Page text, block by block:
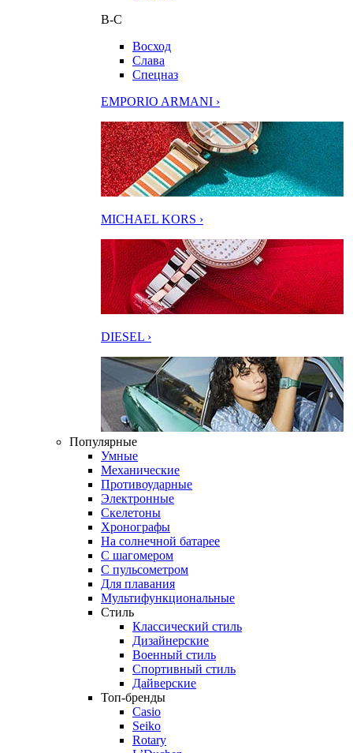
В-С
Восход
Слава
Спецназ
EMPORIO ARMANI ›
MICHAEL KORS ›
DIESEL ›
Популярные
Умные
Механические
Противоударные
Электронные
Скелетоны
Хронографы
На солнечной батарее
С шагомером
С пульсометром
Для плавания
Мультифункциональные
Стиль
Классический стиль
Дизайнерские
Военный стиль
Спортивный стиль
Дайверские
Топ-бренды
Casio
Seiko
Rotary